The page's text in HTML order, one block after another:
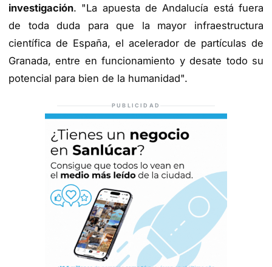
investigación. "La apuesta de Andalucía está fuera
de toda duda para que la mayor infraestructura
científica de España, el acelerador de partículas de
Granada, entre en funcionamiento y desate todo su
potencial para bien de la humanidad".
PUBLICIDAD